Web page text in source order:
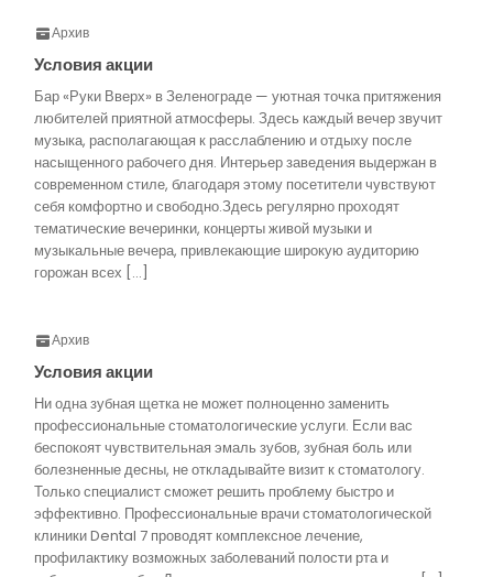
Архив
Условия акции
Бар «Руки Вверх» в Зеленограде — уютная точка притяжения
любителей приятной атмосферы. Здесь каждый вечер звучит
музыка, располагающая к расслаблению и отдыху после
насыщенного рабочего дня. Интерьер заведения выдержан в
современном стиле, благодаря этому посетители чувствуют
себя комфортно и свободно.Здесь регулярно проходят
тематические вечеринки, концерты живой музыки и
музыкальные вечера, привлекающие широкую аудиторию
горожан всех […]
Архив
Условия акции
Ни одна зубная щетка не может полноценно заменить
профессиональные стоматологические услуги. Если вас
беспокоят чувствительная эмаль зубов, зубная боль или
болезненные десны, не откладывайте визит к стоматологу.
Только специалист сможет решить проблему быстро и
эффективно. Профессиональные врачи стоматологической
клиники Dental 7 проводят комплексное лечение,
профилактику возможных заболеваний полости рта и